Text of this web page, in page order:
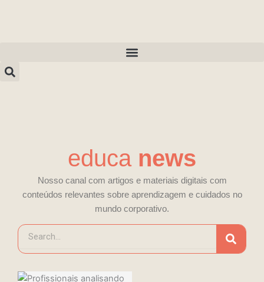
educa news
Nosso canal com artigos e materiais digitais com
conteúdos relevantes sobre aprendizagem e cuidados no
mundo corporativo.
P
s
u